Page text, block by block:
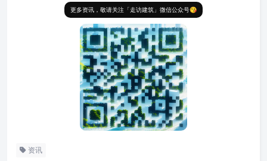
更多资讯，敬请关注「走访建筑」微信公众号😘
资讯